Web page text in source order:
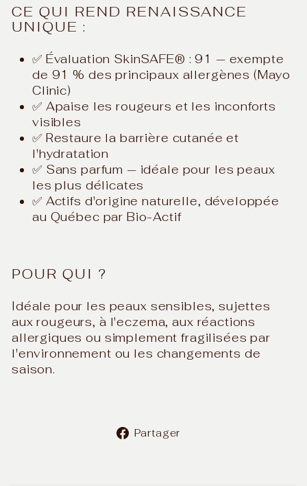
CE QUI REND RENAISSANCE
UNIQUE :
✅ Évaluation SkinSAFE® : 91 — exempte
de 91 % des principaux allergènes (Mayo
Clinic)
✅ Apaise les rougeurs et les inconforts
visibles
✅ Restaure la barrière cutanée et
l'hydratation
✅ Sans parfum — idéale pour les peaux
les plus délicates
✅ Actifs d'origine naturelle, développée
au Québec par Bio-Actif
POUR QUI ?
Idéale pour les peaux sensibles, sujettes
aux rougeurs, à l'eczema, aux réactions
allergiques ou simplement fragilisées par
l'environnement ou les changements de
saison.
Partager